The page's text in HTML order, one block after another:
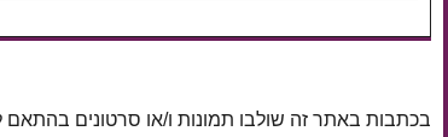
בכתבות באתר זה שולבו תמונות ו/או סרטונים בהתאם לסעיף 27א לחוק זכויות יוצרים,